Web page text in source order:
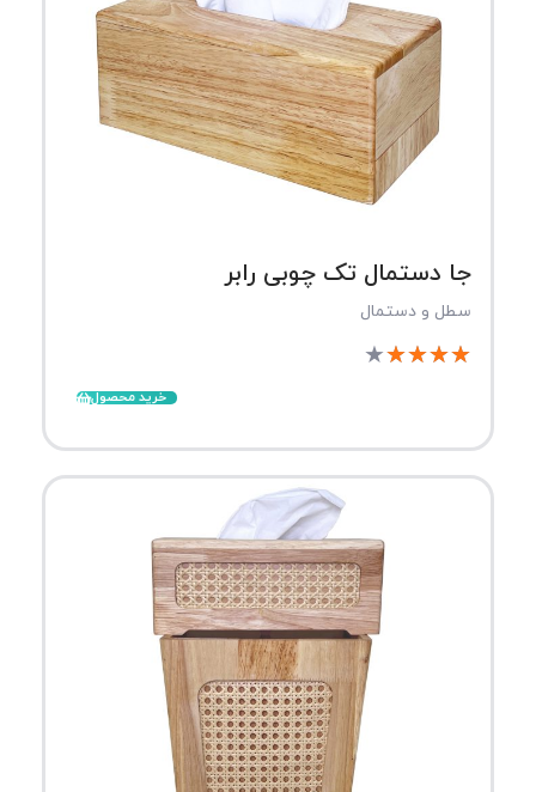
جا دستمال تک چوبی رابر
سطل و دستمال
★
★
★
★
★
خرید محصول